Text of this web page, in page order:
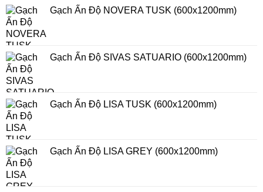
Gạch Ấn Độ NOVERA TUSK (600x1200mm)
Gạch Ấn Độ SIVAS SATUARIO (600x1200mm)
Gạch Ấn Độ LISA TUSK (600x1200mm)
Gạch Ấn Độ LISA GREY (600x1200mm)